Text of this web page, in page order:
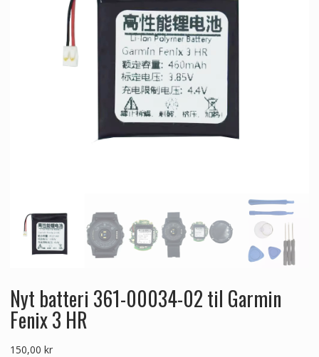
Nyt batteri 361-00034-02 til Garmin
Fenix 3 HR
150,00 kr